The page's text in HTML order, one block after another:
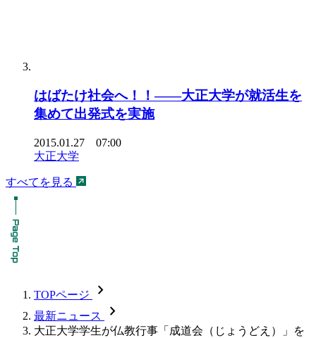
はばたけ社会へ！！――大正大学が就活生を
集めて出発式を実施
2015.01.27 07:00
大正大学
すべてを見る
TOPページ chevron_forward
最新ニュース chevron_forward
大正大学学生が仏教行事「成道会（じょうどえ）」を